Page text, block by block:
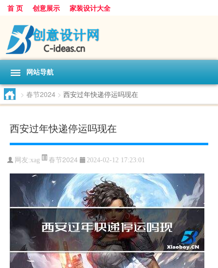
首 页 创意展示 家装设计大全
网站导航
> 春节2024 > 西安过年快递停运吗现在
西安过年快递停运吗现在
网友:xag 春节2024 2024-02-12 17:23:01